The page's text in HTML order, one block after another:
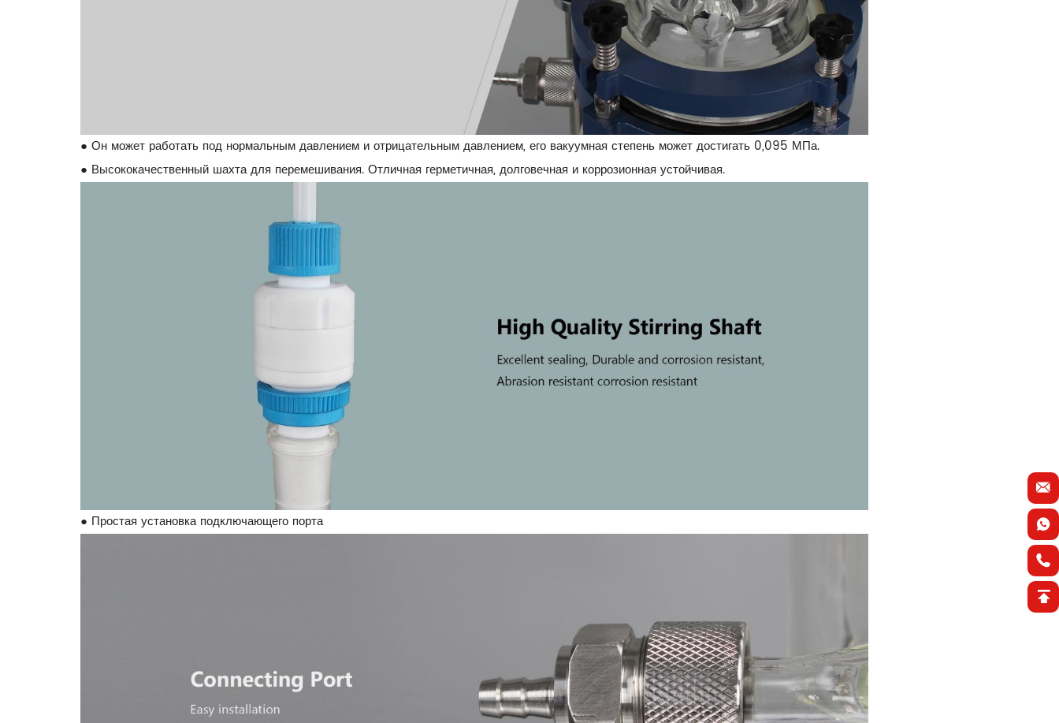
● Он может работать под нормальным давлением и отрицательным давлением, его вакуумная степень может достигать 0,095 МПа.
● Высококачественный шахта для перемешивания. Отличная герметичная, долговечная и коррозионная устойчивая.
● Простая установка подключающего порта